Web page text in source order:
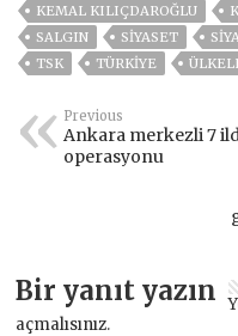
KEMAL KILIÇDAROĞLU
SALGIN
SİYASET
TSK
TÜRKİYE
Previous
Ankara merkezli 7
operasyonu
Bir yanıt yazın
açmalısınız.